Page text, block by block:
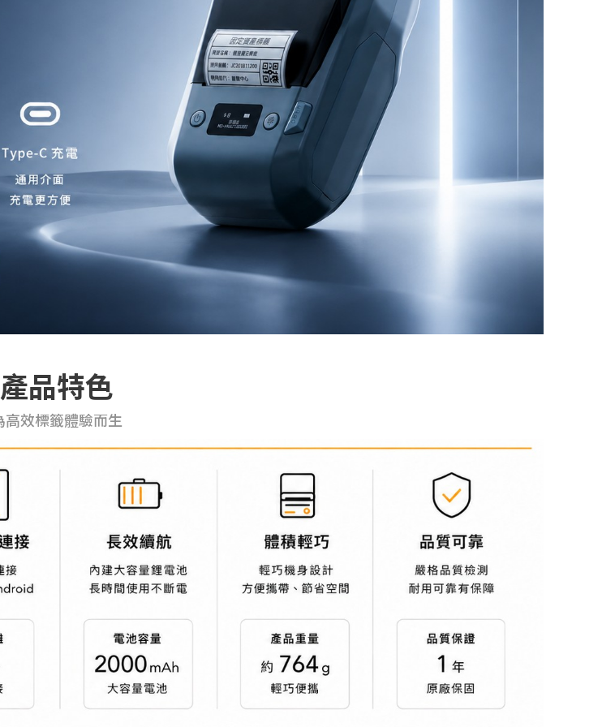
產品特色
高效標籤體驗而生